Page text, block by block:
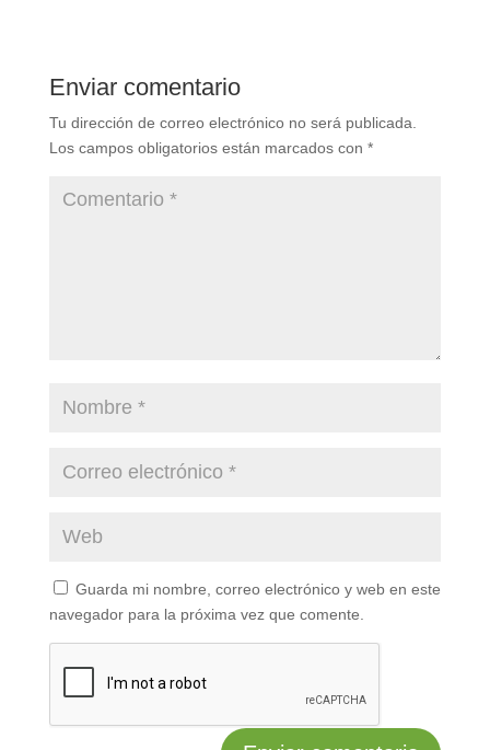
Enviar comentario
Tu dirección de correo electrónico no será publicada.
Los campos obligatorios están marcados con *
Guarda mi nombre, correo electrónico y web en este
navegador para la próxima vez que comente.